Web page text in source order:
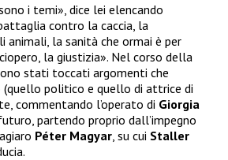
sono i temi», dice lei elencando
contro la caccia, la
animali, la sanità che ormai è per
la giustizia». Nel corso della
stati toccati argomenti che
(quello politico e quello di attrice di
commentando l’operato di Giorgia
partendo proprio dall’impegno
Péter Magyar , su cui Staller